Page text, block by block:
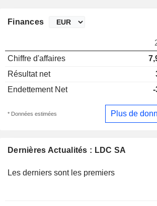
Dernières Actualités : LDC SA
Les derniers sont les premiers
Finances
Chiffre d'affaires
Résultat net
Endettement Net
-
* Données estimées Plus de